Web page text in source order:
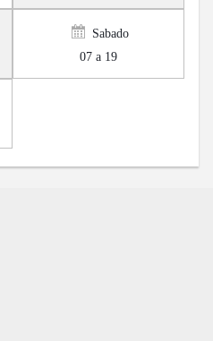
Sabado
07 a 19